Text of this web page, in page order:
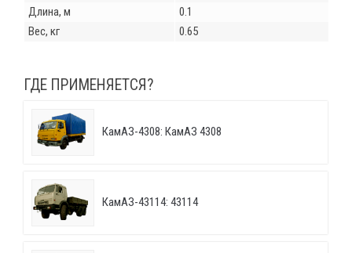
Длина, м
0.1
Вес, кг
0.65
ГДЕ ПРИМЕНЯЕТСЯ?
КамАЗ-4308: КамАЗ 4308
КамАЗ-43114: 43114